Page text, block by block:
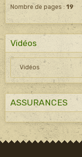
Nombre de pages :19
Vidéos
Vidéos
ASSURANCES